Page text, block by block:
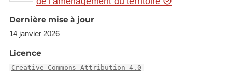
Dernière mise à jour
14 janvier 2026
Licence
Creative Commons Attribution 4.0